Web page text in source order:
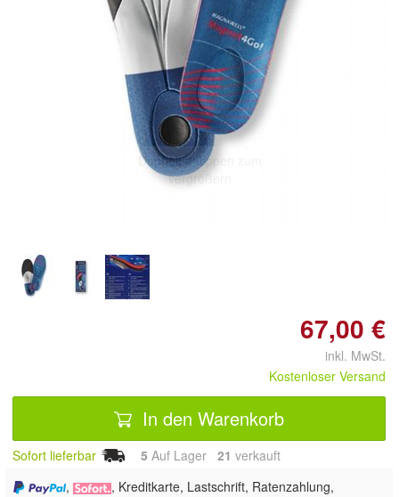
Doppelt antippen zum
vergrößern
67,00 €
inkl. MwSt.
Kostenloser Versand
In den Warenkorb
Sofort lieferbar 5 Auf Lager 21 verkauft
,
, Kreditkarte, Lastschrift, Ratenzahlung,